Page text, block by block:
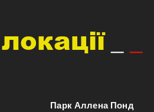
локації
Парк Аллена Понд